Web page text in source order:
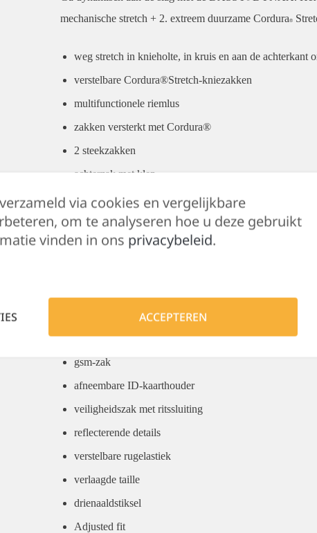
mechanische stretch + 2. extreem duurzame Cordura®
weg stretch in knieholte, in kruis en aan de achterkant
verstelbare Cordura®Stretch-kniezakken
multifunctionele riemlus
zakken versterkt met Cordura®
2 steekzakken
achterzak met klep
open achterzak
dijbeenzak
potloodzak
knoop voor meshouder
D-ring
gsm-zak
afneembare ID-kaarthouder
veiligheidszak met ritssluiting
reflecterende details
verstelbare rugelastiek
verlaagde taille
drienaaldstiksel
Adjusted fit
via cookies en vergelijkbare
om te analyseren hoe u deze gebruikt
vinden in ons privacybeleid.
ACCEPTEREN